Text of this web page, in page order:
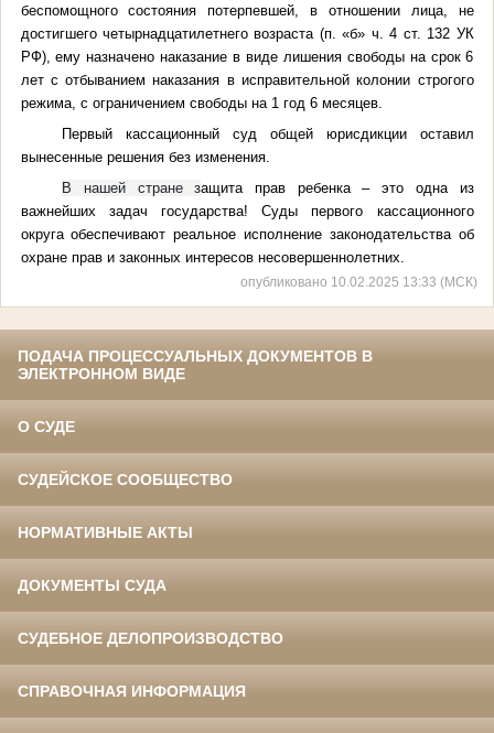
беспомощного состояния потерпевшей, в отношении лица, не
достигшего четырнадцатилетнего возраста (п. «б» ч. 4 ст. 132 УК
РФ), ему назначено наказание в виде лишения свободы на срок 6
лет с отбыванием наказания в исправительной колонии строгого
режима, с ограничением свободы на 1 год 6 месяцев.
Первый кассационный суд общей юрисдикции оставил
вынесенные решения без изменения.
В нашей стране защита прав ребенка – это одна из
важнейших задач государства! Суды первого кассационного
округа обеспечивают реальное исполнение законодательства об
охране прав и законных интересов несовершеннолетних.
опубликовано 10.02.2025 13:33 (МСК)
ПОДАЧА ПРОЦЕССУАЛЬНЫХ ДОКУМЕНТОВ В
ЭЛЕКТРОННОМ ВИДЕ
О СУДЕ
СУДЕЙСКОЕ СООБЩЕСТВО
НОРМАТИВНЫЕ АКТЫ
ДОКУМЕНТЫ СУДА
СУДЕБНОЕ ДЕЛОПРОИЗВОДСТВО
СПРАВОЧНАЯ ИНФОРМАЦИЯ